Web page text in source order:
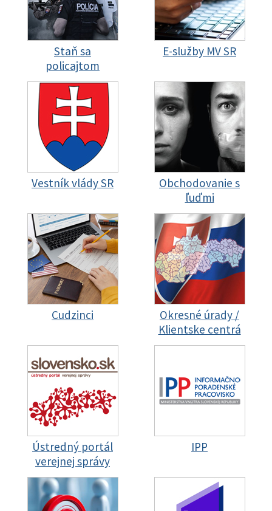
Staň sa
policajtom
E-služby MV SR
Vestník vlády SR
Obchodovanie s
ľuďmi
Cudzinci
Okresné úrady /
Klientske centrá
Ústredný portál
verejnej správy
IPP